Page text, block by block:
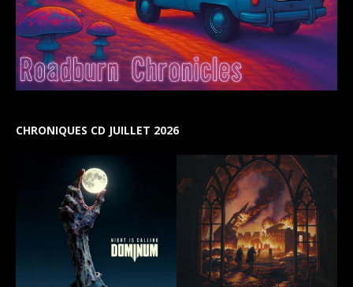
CHRONIQUES CD JUILLET 2026